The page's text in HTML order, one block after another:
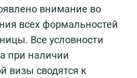
внимание во
всех формальностей
Все условности
при наличии
визы сводятся к